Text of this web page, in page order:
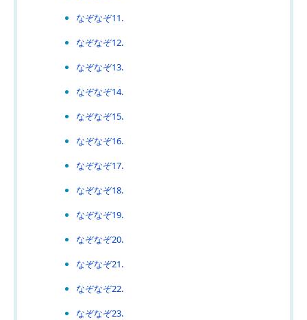
なぞなぞ11.
なぞなぞ12.
なぞなぞ13.
なぞなぞ14.
なぞなぞ15.
なぞなぞ16.
なぞなぞ17.
なぞなぞ18.
なぞなぞ19.
なぞなぞ20.
なぞなぞ21.
なぞなぞ22.
なぞなぞ23.